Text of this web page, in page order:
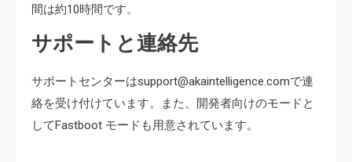
間は約10時間です。
サポートと連絡先
サポートセンターはsupport@akaintelligence.comで連
絡を受け付けています。また、開発者向けのモードと
してFastboot モードも用意されています。